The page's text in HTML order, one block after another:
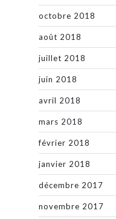
octobre 2018
août 2018
juillet 2018
juin 2018
avril 2018
mars 2018
février 2018
janvier 2018
décembre 2017
novembre 2017